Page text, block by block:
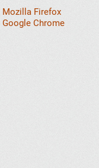
Mozilla Firefox
Google Chrome